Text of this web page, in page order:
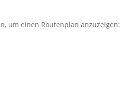
um einen Routenplan anzuzeigen: